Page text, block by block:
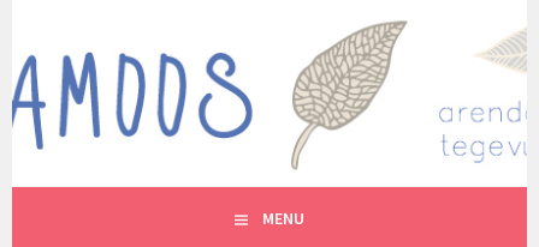
content
MUTUKAMOOS
ARENDAVAID TEGEVUSI LASTEGA
MENU